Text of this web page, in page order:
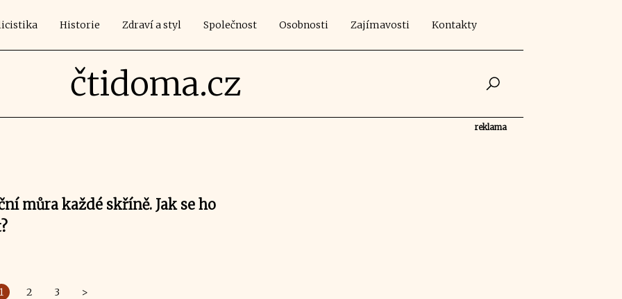
Historie Zdraví a styl Společnost Osobnosti Zajímavosti Kontakty
čtidoma.cz
můra každé skříně. Jak se ho
1 2 3 >
reklama